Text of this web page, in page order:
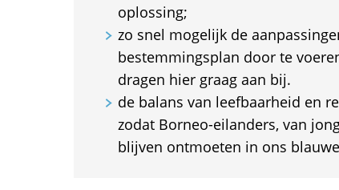
oplossing;
zo snel mogelijk de
bestemmingsplan door te
dragen hier graag aan bij.
de balans van leefbaarheid en
zodat Borneo-eilanders, van
blijven ontmoeten in ons